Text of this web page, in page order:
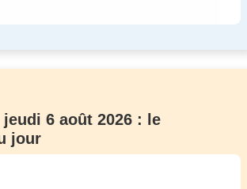
6 août 2026 : le
jour